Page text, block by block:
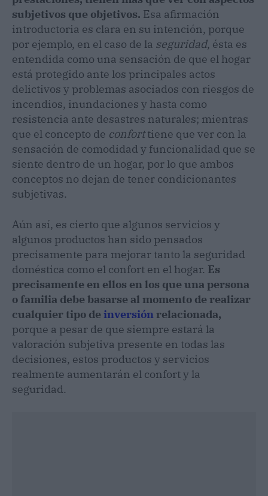
subjetivos que objetivos. Esa afirmación
introductoria es clara en su intención, porque
por ejemplo, en el caso de la seguridad, ésta es
entendida como una sensación de que el hogar
está protegido ante los principales actos
delictivos y problemas asociados con riesgos de
incendios, inundaciones y hasta como
resistencia ante desastres naturales; mientras
que el concepto de conforttiene que ver con la
sensación de comodidad y funcionalidad que se
siente dentro de un hogar, por lo que ambos
conceptos no dejan de tener condicionantes
subjetivas.
Aún así, es cierto que algunos servicios y
algunos productos han sido pensados
precisamente para mejorar tanto la seguridad
doméstica como el confort en el hogar. Es
precisamente en ellos en los que una persona
o familia debe basarse al momento de realizar
cualquier tipo de inversión relacionada,
porque a pesar de que siempre estará la
valoración subjetiva presente en todas las
decisiones, estos productos y servicios
realmente aumentarán el confort y la
seguridad.